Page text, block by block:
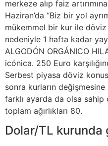
merkeze alıp faiz
Haziran’da “Biz bir yol
mükemmel bir kur ile döviz
nedeniyle 1 hafta kadar
ALGODÓN ORGÁNICO
icónica. 250 Euro
Serbest piyasa döviz
sonra kurların
farklı ayarda da olsa sahip
toplam ağırlıkları 80.
Dolar/TL kurunda